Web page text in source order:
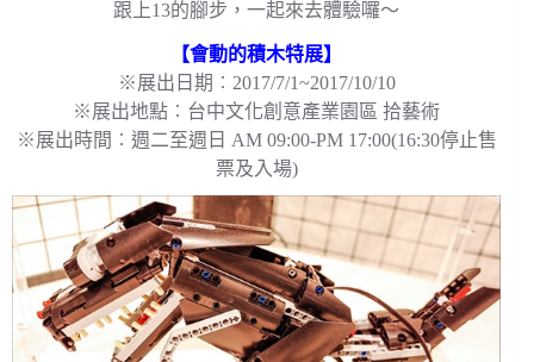
跟上13的腳步，一起來去體驗囉～
【會動的積木特展】
※展出日期︰2017/7/1~2017/10/10
※展出地點︰台中文化創意產業園區 拾藝術
※展出時間︰週二至週日 AM 09:00-PM 17:00(16:30停止售
票及入場)